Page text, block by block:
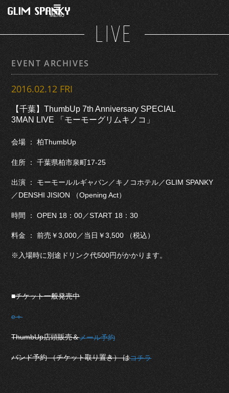
MENU
LIVE
EVENT ARCHIVES
2016.02.12 FRI
【千葉】ThumbUp 7th Anniversary SPECIAL
3MAN LIVE 「モーモーグリムキノコ」
会場 ： 柏ThumbUp
住所 ： 千葉県柏市泉町17-25
出演 ： モーモールルギャバン／キノコホテル／GLIM SPANKY
／DENSHI JISION （Opening Act）
時間 ： OPEN 18：00／START 18：30
料金 ： 前売￥3,000／当日￥3,500 （税込）
※入場時に別途ドリンク代500円がかかります。
■チケット一般発売中
e＋
ThumbUp店頭販売＆メール予約
バンド予約 （チケット取り置き） はコチラ